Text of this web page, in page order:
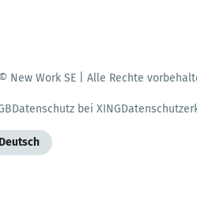
© New Work SE | Alle Rechte
Datenschutz bei XING
Deutsch